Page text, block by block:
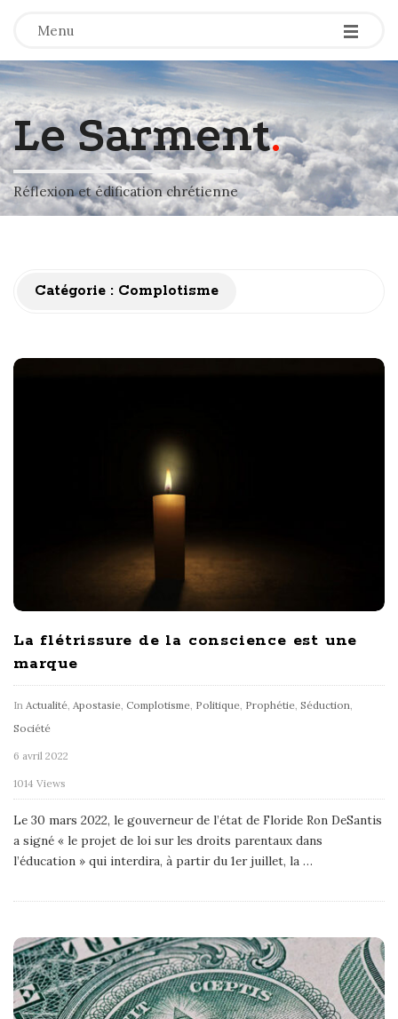
Menu -
-
-
Le Sarment.
Réflexion et édification chrétienne
Catégorie : Complotisme
La flétrissure de la conscience est une
marque
In Actualité Apostasie Complotisme Politique Prophétie Séduction
Société
6 avril 2022
1014 Views
Le 30 mars 2022, le gouverneur de l’état de Floride Ron DeSantis
a signé « le projet de loi sur les droits parentaux dans
l’éducation » qui interdira, à partir du 1er juillet, la …